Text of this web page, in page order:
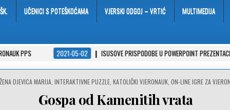
UČENICI S POTEŠKOĆAMA VJERSKI ODGOJ – VRTIĆ MULTIMEDIJA
2021-05-02 ISUSOVE PRISPODOBE U POWERPOINT PREZENTACIJAMA
DJEVICA MARIJA ,INTERAKTIVNE PUZZLE ,KATOLIČKI VJERONAUK ,ON-LINE IGRE ZA
Gospa od Kamenitih vrata